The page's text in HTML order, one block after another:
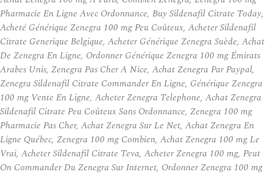
Pharmacie En Ligne Avec Ordonnance, Buy Sildenafil Citrate Today,
Acheté Générique Zenegra 100 mg Peu Coûteux, Acheter Sildenafil
Citrate Generique Belgique, Acheter Générique Zenegra Suède, Achat
De Zenegra En Ligne, Ordonner Générique Zenegra 100 mg Émirats
Arabes Unis, Zenegra Pas Cher A Nice, Achat Zenegra Par Paypal,
Zenegra Sildenafil Citrate Commander En Ligne, Générique Zenegra
100 mg Vente En Ligne, Acheter Zenegra Telephone, Achat Zenegra
Sildenafil Citrate Peu Coûteux Sans Ordonnance, Zenegra 100 mg
Pharmacie Pas Cher, Achat Zenegra Sur Le Net, Achat Zenegra En
Ligne Québec, Zenegra 100 mg Combien, Achat Zenegra 100 mg Le
Vrai, Acheter Sildenafil Citrate Teva, Acheter Zenegra 100 mg, Peut
On Commander Du Zenegra Sur Internet, Ordonner Zenegra 100 mg